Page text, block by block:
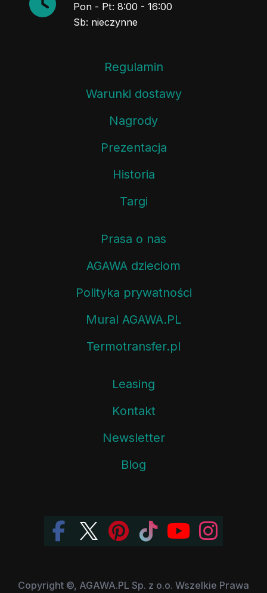
Pon - Pt: 8:00 - 16:00
Sb: nieczynne
Regulamin
Warunki dostawy
Nagrody
Prezentacja
Historia
Targi
Prasa o nas
AGAWA dzieciom
Polityka prywatności
Mural AGAWA.PL
Termotransfer.pl
Leasing
Kontakt
Newsletter
Blog
Copyright ©, AGAWA.PL Sp. z o.o. Wszelkie Prawa